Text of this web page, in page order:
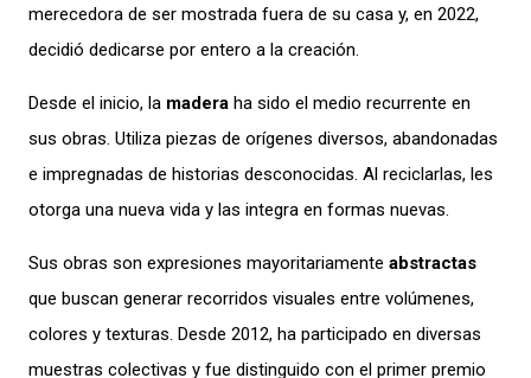
merecedora de ser mostrada fuera de su casa y, en 2022,
decidió dedicarse por entero a la creación.
Desde el inicio, la madera ha sido el medio recurrente en
sus obras. Utiliza piezas de orígenes diversos, abandonadas
e impregnadas de historias desconocidas. Al reciclarlas, les
otorga una nueva vida y las integra en formas nuevas.
Sus obras son expresiones mayoritariamente abstractas
que buscan generar recorridos visuales entre volúmenes,
colores y texturas. Desde 2012, ha participado en diversas
muestras colectivas y fue distinguido con el primer premio